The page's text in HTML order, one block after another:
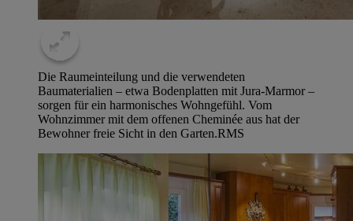
Die Raumeinteilung und die verwendeten
Baumaterialien – etwa Bodenplatten mit Jura-Marmor –
sorgen für ein harmonisches Wohngefühl. Vom
Wohnzimmer mit dem offenen Cheminée aus hat der
Bewohner freie Sicht in den Garten.RMS